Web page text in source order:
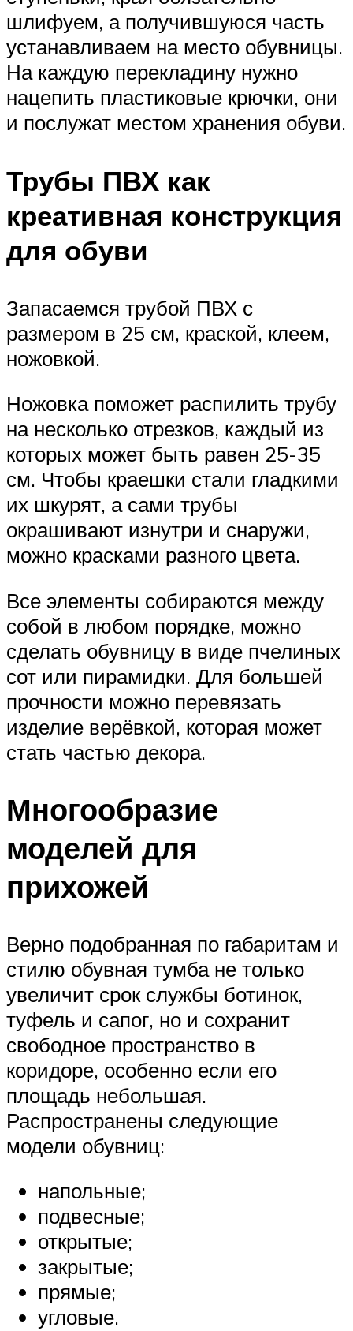
шлифуем, а получившуюся часть
устанавливаем на место обувницы.
На каждую перекладину нужно
нацепить пластиковые крючки, они
и послужат местом хранения обуви.
Трубы ПВХ как
креативная конструкция
для обуви
Запасаемся трубой ПВХ с
размером в 25 см, краской, клеем,
ножовкой.
Ножовка поможет распилить трубу
на несколько отрезков, каждый из
которых может быть равен 25-35
см. Чтобы краешки стали гладкими
их шкурят, а сами трубы
окрашивают изнутри и снаружи,
можно красками разного цвета.
Все элементы собираются между
собой в любом порядке, можно
сделать обувницу в виде пчелиных
сот или пирамидки. Для большей
прочности можно перевязать
изделие верёвкой, которая может
стать частью декора.
Многообразие
моделей для
прихожей
Верно подобранная по габаритам и
стилю обувная тумба не только
увеличит срок службы ботинок,
туфель и сапог, но и сохранит
свободное пространство в
коридоре, особенно если его
площадь небольшая.
Распространены следующие
модели обувниц:
напольные;
подвесные;
открытые;
закрытые;
прямые;
угловые.